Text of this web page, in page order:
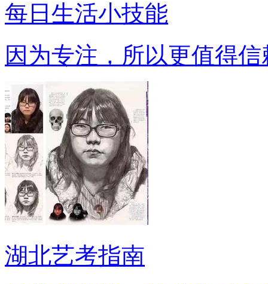
每日生活小技能
因为专注，所以更值得信
湖北艺考指南